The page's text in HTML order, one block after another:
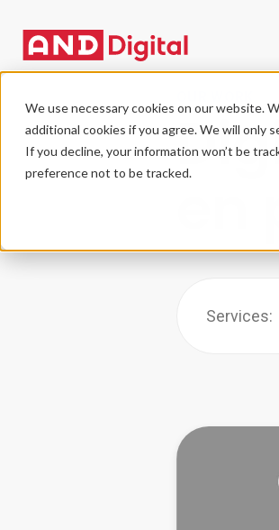
We use necessary cookies on our website.
additional cookies if you agree. We will only
If you decline, your information won’t be
preference not to be tracked.
Services: